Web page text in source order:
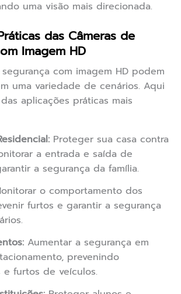
uma visão mais direcionada.
das Câmeras de
Imagem HD
com imagem HD podem
uma variedade de cenários. Aqui
aplicações práticas mais
Proteger sua casa contra
a entrada e saída de
a segurança da família.
o comportamento dos
furtos e garantir a segurança
Aumentar a segurança em
prevenindo
e furtos de veículos.